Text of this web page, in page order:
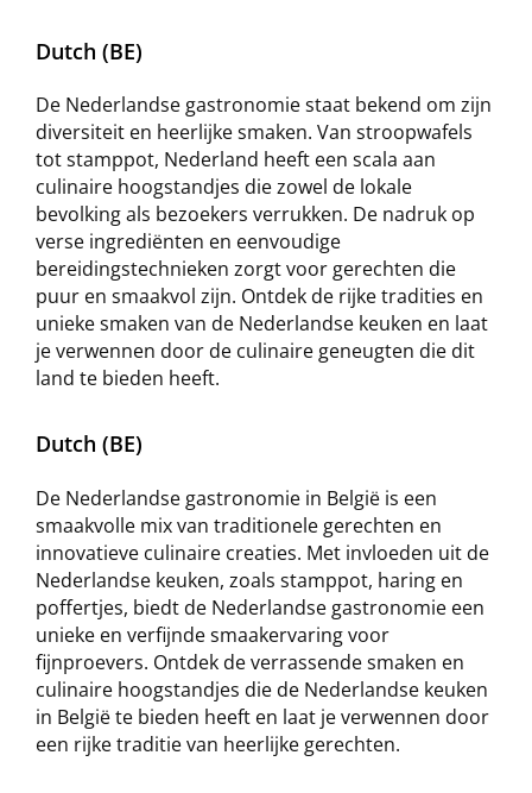
Dutch (BE)
De Nederlandse gastronomie staat bekend om zijn
diversiteit en heerlijke smaken. Van stroopwafels
tot stamppot, Nederland heeft een scala aan
culinaire hoogstandjes die zowel de lokale
bevolking als bezoekers verrukken. De nadruk op
verse ingrediënten en eenvoudige
bereidingstechnieken zorgt voor gerechten die
puur en smaakvol zijn. Ontdek de rijke tradities en
unieke smaken van de Nederlandse keuken en laat
je verwennen door de culinaire geneugten die dit
land te bieden heeft.
Dutch (BE)
De Nederlandse gastronomie in België is een
smaakvolle mix van traditionele gerechten en
innovatieve culinaire creaties. Met invloeden uit de
Nederlandse keuken, zoals stamppot, haring en
poffertjes, biedt de Nederlandse gastronomie een
unieke en verfijnde smaakervaring voor
fijnproevers. Ontdek de verrassende smaken en
culinaire hoogstandjes die de Nederlandse keuken
in België te bieden heeft en laat je verwennen door
een rijke traditie van heerlijke gerechten.